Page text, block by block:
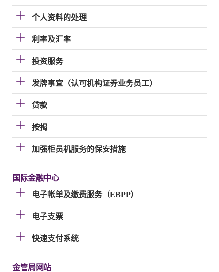
个人资料的处理
利率及汇率
投资服务
发牌事宜（认可机构证券业务员工）
贷款
按揭
加强柜员机服务的保安措施
国际金融中心
电子帐单及缴费服务（EBPP）
电子支票
快速支付系统
金管局网站